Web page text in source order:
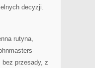
decyzji.
rutyna,
przesady, z